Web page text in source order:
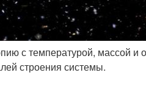
с температурой, массой и
строения системы.